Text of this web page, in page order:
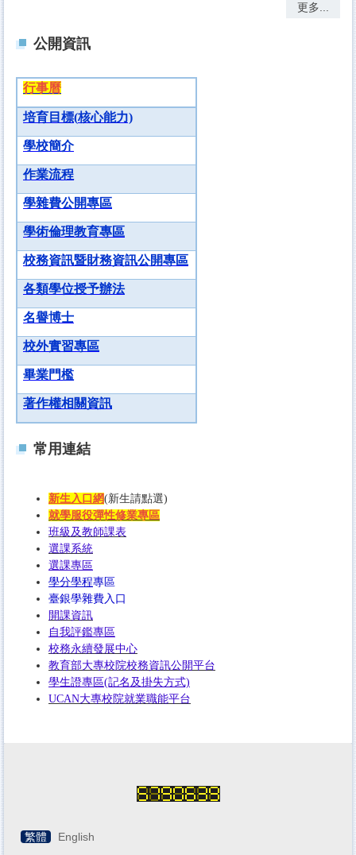
更多...
公開資訊
行事曆
培育目標(核心能力)
學校簡介
作業流程
學雜費公開專區
學術倫理教育專區
校務資訊暨財務資訊公開專區
各類學位授予辦法
名譽博士
校外實習專區
畢業門檻
著作權相關資訊
常用連結
新生入口網(新生請點選)
就學服役彈性修業專區
班級及教師課表
選課系統
選課專區
學分學程專區
臺銀學雜費入口
開課資訊
自我評鑑專區
校務永續發展中心
教育部大專校院校務資訊公開平台
學生證專區(記名及掛失方式)
UCAN大專校院就業職能平台
繁體 English